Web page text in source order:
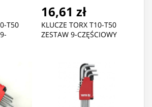
T50
16,61 zł
KLUCZE TORX T10-T50
ZESTAW 9-CZĘŚCIOWY